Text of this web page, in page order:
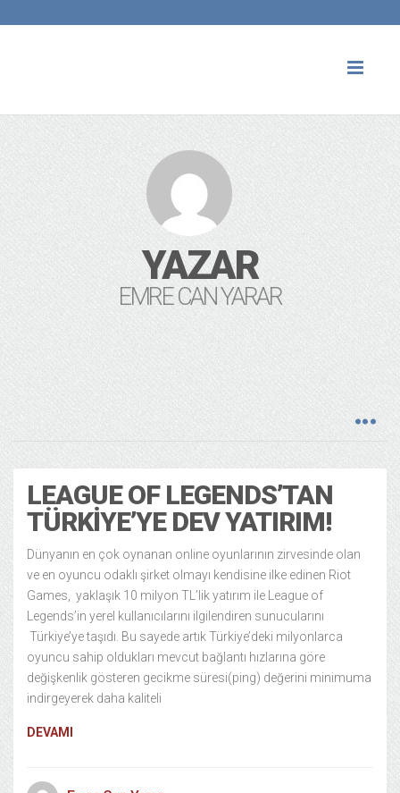
YAZAR
EMRE CAN YARAR
LEAGUE OF LEGENDS’TAN
TÜRKIYE’YE DEV YATIRIM!
Dünyanın en çok oynanan online oyunlarının zirvesinde olan
ve en oyuncu odaklı şirket olmayı kendisine ilke edinen Riot
Games, yaklaşık 10 milyon TL’lik yatırım ile League of
Legends’in yerel kullanıcılarını ilgilendiren sunucularını
Türkiye’ye taşıdı. Bu sayede artık Türkiye’deki milyonlarca
oyuncu sahip oldukları mevcut bağlantı hızlarına göre
değişkenlik gösteren gecikme süresi(ping) değerini minimuma
indirgeyerek daha kaliteli
DEVAMI